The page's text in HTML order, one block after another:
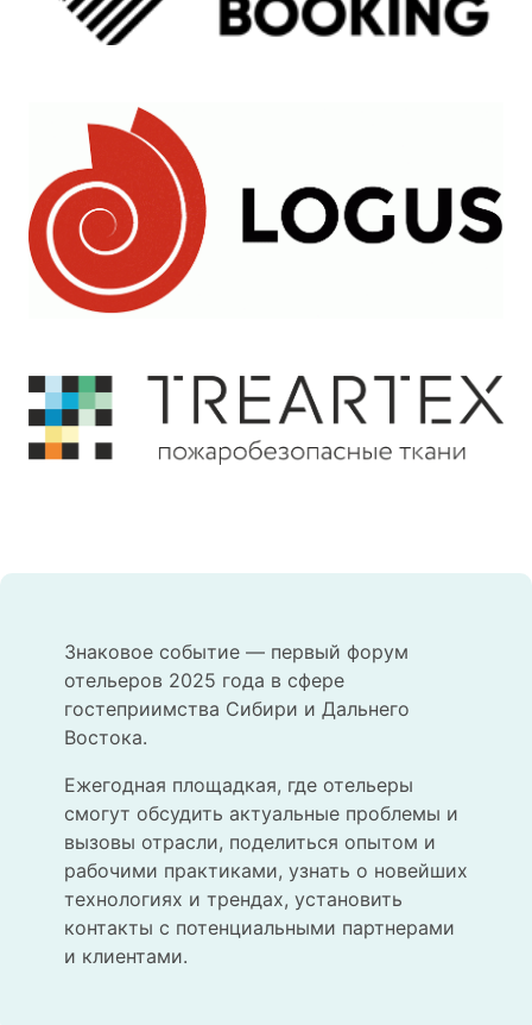
Знаковое событие — первый форум
отельеров 2025 года в сфере
гостеприимства Сибири и Дальнего
Востока.
Ежегодная площадкая, где отельеры
смогут обсудить актуальные проблемы и
вызовы отрасли, поделиться опытом и
рабочими практиками, узнать о новейших
технологиях и трендах, установить
контакты с потенциальными партнерами
и клиентами.